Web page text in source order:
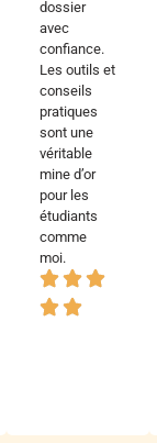
dossier
avec
confiance.
Les outils et
conseils
pratiques
sont une
véritable
mine d’or
pour les
étudiants
comme
moi.